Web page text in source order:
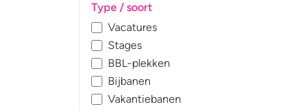
Type / soort
Vacatures
Stages
BBL-plekken
Bijbanen
Vakantiebanen